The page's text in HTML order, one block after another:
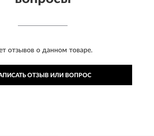
отзывов о данном товаре.
ОТЗЫВ ИЛИ ВОПРОС